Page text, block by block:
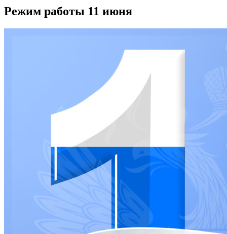
Режим работы 11 июня